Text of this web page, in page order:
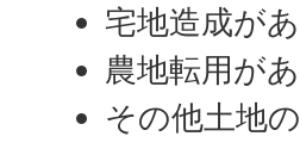
宅地造成が
農地転用が
その他土地